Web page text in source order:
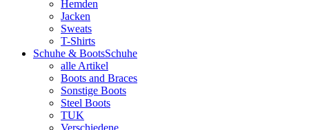
Hemden
Jacken
Sweats
T-Shirts
Schuhe & BootsSchuhe
alle Artikel
Boots and Braces
Sonstige Boots
Steel Boots
TUK
Verschiedene